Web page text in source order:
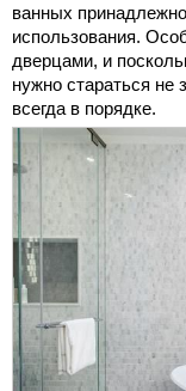
ванных
использования.
дверцами, и
нужно стараться не
всегда в порядке.